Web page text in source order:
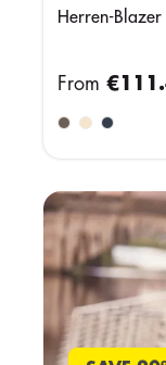
Herren-Blazer
From